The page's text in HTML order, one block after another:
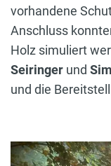
vorhandene
Anschluss
Holz simuliert
Seiringer und
und die